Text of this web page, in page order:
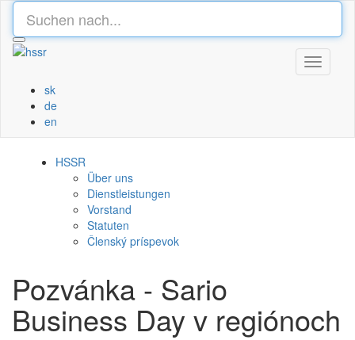
Toggle
sk
de
en
HSSR
Über uns
Dienstleistungen
Vorstand
Statuten
Členský príspevok
Pozvánka - Sario
Business Day v regiónoch